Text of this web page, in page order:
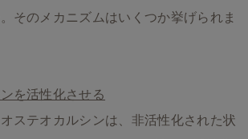
そのメカニズムはいくつか挙げられま
を活性化させる
ステオカルシンは、非活性化された状